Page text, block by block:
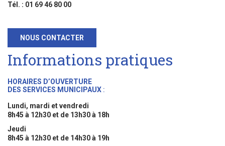
Tél. : 01 69 46 80 00
NOUS CONTACTER
Informations pratiques
HORAIRES D’OUVERTURE
DES SERVICES MUNICIPAUX :
Lundi, mardi et vendredi
8h45 à 12h30 et de 13h30 à 18h
Jeudi
8h45 à 12h30 et de 14h30 à 19h